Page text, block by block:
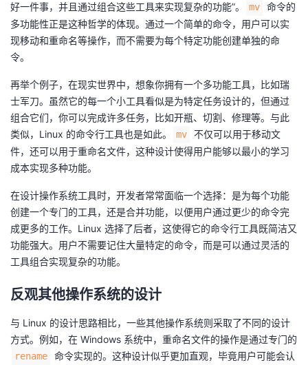
好一件事，并且通过组合这些工具来实现复杂的功能”。
mv
命令的
多功能性正是这种哲学的体现。通过一个简单的命令，用户可以实
现移动和重命名等操作，而不需要为每个特定功能创建单独的命
令。
再举个例子，在现实世界中，想象你拥有一个多功能工具，比如瑞
士军刀。虽然它的每一个小工具看似是为特定任务设计的，但通过
组合它们，你可以完成许多任务，比如开瓶、切割、修理等。与此
类似，Linux 的命令行工具也是如此。
mv
不仅可以用于移动文
件，还可以用于重命名文件，这种设计使得用户能够以最小的学习
成本实现多种功能。
在设计操作系统工具时，开发者常常面临一个选择：是为每个功能
创建一个专门的工具，还是合并功能，以便用户通过更少的命令完
成更多的工作。Linux 选择了后者，这使得它的命令行工具既简洁又
功能强大。用户不需要记住大量特定的命令，而是可以通过灵活的
工具组合实现复杂的功能。
反观其他操作系统的设计
与 Linux 的设计思路相比，一些其他操作系统则采取了不同的设计
方式。例如，在 Windows 系统中，重命名文件的操作是通过专门的
rename
命令实现的。这种设计似乎更加直观，毕竟用户可能会认